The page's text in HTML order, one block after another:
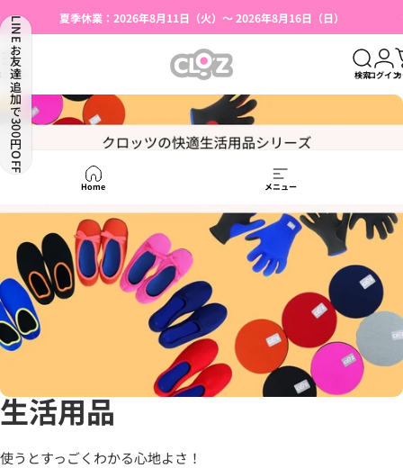
夏季休業：2026年8月11日（火）～ 2026年8月16日（日）
【本店限定】会員登録で500円OFFクーポン
湯たんぽ使用上のご注意（はじめての方へ）
スライドショーを一時停止
ュー CLO'Z｜クロッツ公式 検索ログイン
Home メニュー
LINEお友達追加で300円OFF
生活用品
使うとすっごくわかる心地よさ！